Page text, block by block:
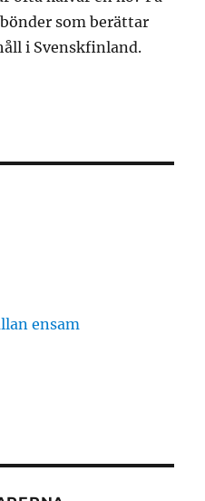
som berättar
i Svenskfinland.
ensam